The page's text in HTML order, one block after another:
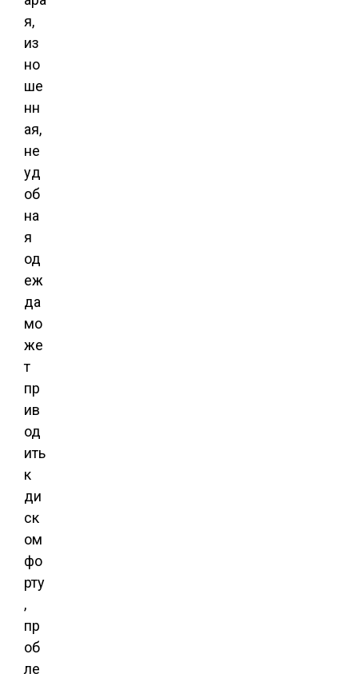
я,
из
но
ше
нн
ая,
не
уд
об
на
я
од
еж
да
мо
же
т
пр
ив
од
ить
к
ди
ск
ом
фо
рту
,
пр
об
ле